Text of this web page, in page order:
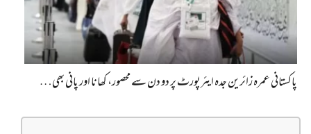
پاکستانی عمرہ زائرین جدہ ایئرپورٹ پر دو دن سے محصور، کھانا اور پانی بھی…